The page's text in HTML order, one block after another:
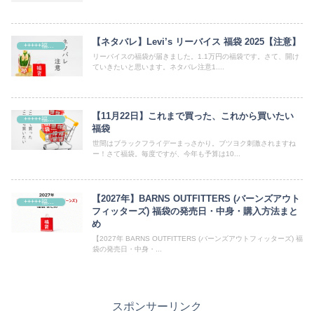
【ネタバレ】Levi’s リーバイス 福袋 2025【注意】
リーバイスの福袋が届きました。1.1万円の福袋です。さて、開け
ていきたいと思います。ネタバレ注意1....
+++++福袋++++++
【11月22日】これまで買った、これから買いたい
福袋
世間はブラックフライデーまっさかり。ブツヨク刺激されますね
ー！さて福袋。毎度ですが、今年も予算は10...
+++++福袋++++++
【2027年】BARNS OUTFITTERS (バーンズアウト
フィッターズ) 福袋の発売日・中身・購入方法まと
め
【2027年 BARNS OUTFITTERS (バーンズアウトフィッターズ) 福
袋の発売日・中身・...
スポンサーリンク